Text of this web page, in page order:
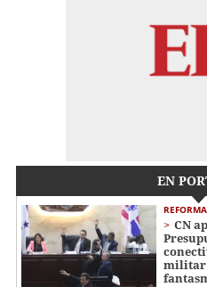
EN
REFORMA
CN
militar